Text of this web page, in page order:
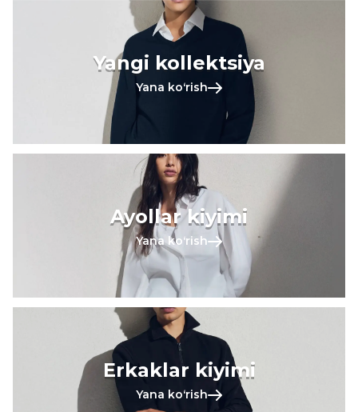
Yangi kollektsiya
Yana koʻrish
Ayollar kiyimi
Yana koʻrish
Erkaklar kiyimi
Yana koʻrish